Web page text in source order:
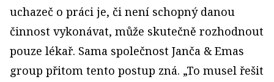
uchazeč o práci je, či není schopný danou
činnost vykonávat, může skutečně rozhodnout
pouze lékař. Sama společnost Janča & Emas
group přitom tento postup zná. „To musel řešit